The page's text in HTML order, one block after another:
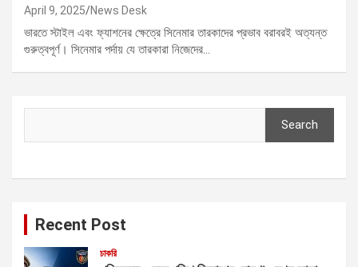
April 9, 2025 News Desk
ভারতে স্টাইল এবং ফ্যাশনের ক্ষেত্রে সিনেমার তারকাদের প্রভাব বরাবরই অত্যন্ত
গুরুত্বপূর্ণ। সিনেমার পর্দায় যে তারকারা নিজেদের…
Search
Recent Post
চাকরি